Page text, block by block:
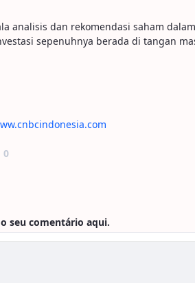
analisis dan rekomendasi saham
sepenuhnya berada di tangan
0
da Página
seu comentário aqui.